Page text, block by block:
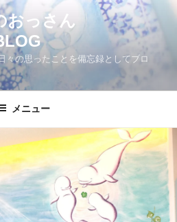
のおっさん
々の思ったことを備忘録としてブロ
メニュー